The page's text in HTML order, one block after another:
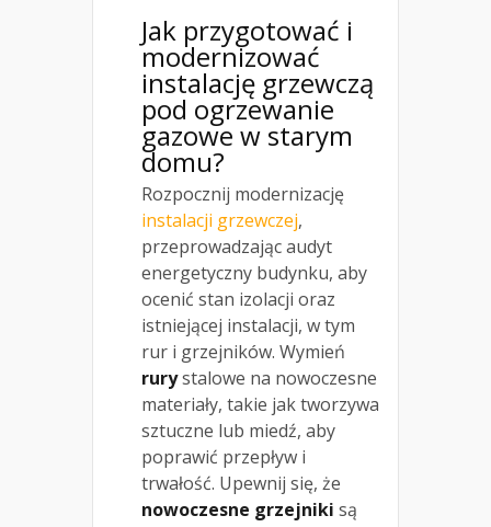
Jak przygotować i
modernizować
instalację grzewczą
pod ogrzewanie
gazowe w starym
domu?
Rozpocznij modernizację
instalacji grzewczej,
przeprowadzając audyt
energetyczny budynku, aby
ocenić stan izolacji oraz
istniejącej instalacji, w tym
rur i grzejników. Wymień
rurystalowe na nowoczesne
materiały, takie jak tworzywa
sztuczne lub miedź, aby
poprawić przepływ i
trwałość. Upewnij się, że
nowoczesne grzejniki są